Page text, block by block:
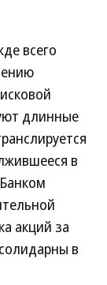
всего
длинные
в
акций за
в